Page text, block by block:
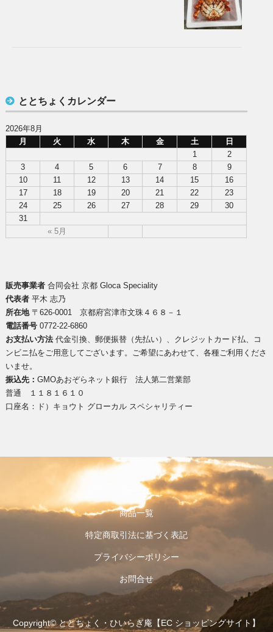
ととちょくカレンダー
2026年8月
月
火 水 木 金 土 日
« 5月
1
2
3
4 5 6 7 8
9
10
11 12 13 14 15
16
17
18 19 20 21 22
23
24
25 26 27 28 29
30
31
販売事業者 合同会社 京都 Gloca Speciality
代表者 平木 志乃
所在地〒626-0001 京都府宮津市文珠４６８－１
電話番号 0772-22-6860
お支払い方法 代金引換、郵便振替（先払い）、クレジットカード払、コ
ンビニ払をご用意してございます。ご希望にあわせて、各種ご利用くださ
いませ。
振込先：GMOあおぞらネット銀行 法人第二営業部
普通 １１８１６１０
口座名：ド）キョウト グローカル スペシャリティー
ホーム
商品一覧
特定商取引法に基づく表記
プライバシーポリシー
お問合せ
Copyright© ととちょく・ひいらぎ庵【EC ショッピングサイト】